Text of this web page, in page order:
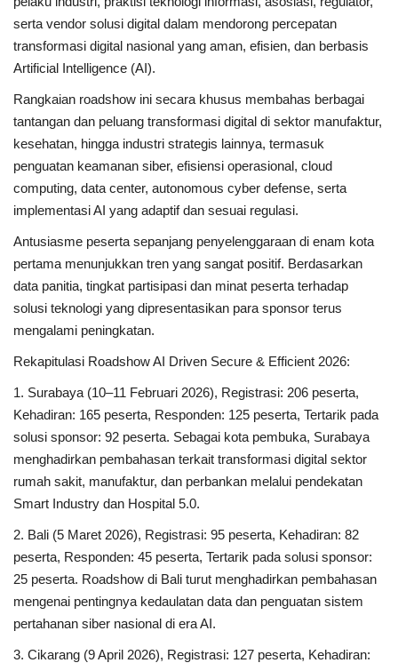
serta vendor solusi digital dalam mendorong percepatan
transformasi digital nasional yang aman, efisien, dan berbasis
Artificial Intelligence (AI).
Rangkaian roadshow ini secara khusus membahas berbagai
tantangan dan peluang transformasi digital di sektor manufaktur,
kesehatan, hingga industri strategis lainnya, termasuk
penguatan keamanan siber, efisiensi operasional, cloud
computing, data center, autonomous cyber defense, serta
implementasi AI yang adaptif dan sesuai regulasi.
Antusiasme peserta sepanjang penyelenggaraan di enam kota
pertama menunjukkan tren yang sangat positif. Berdasarkan
data panitia, tingkat partisipasi dan minat peserta terhadap
solusi teknologi yang dipresentasikan para sponsor terus
mengalami peningkatan.
Rekapitulasi Roadshow AI Driven Secure & Efficient 2026:
1. Surabaya (10–11 Februari 2026), Registrasi: 206 peserta,
Kehadiran: 165 peserta, Responden: 125 peserta, Tertarik pada
solusi sponsor: 92 peserta. Sebagai kota pembuka, Surabaya
menghadirkan pembahasan terkait transformasi digital sektor
rumah sakit, manufaktur, dan perbankan melalui pendekatan
Smart Industry dan Hospital 5.0.
2. Bali (5 Maret 2026), Registrasi: 95 peserta, Kehadiran: 82
peserta, Responden: 45 peserta, Tertarik pada solusi sponsor:
25 peserta. Roadshow di Bali turut menghadirkan pembahasan
mengenai pentingnya kedaulatan data dan penguatan sistem
pertahanan siber nasional di era AI.
3. Cikarang (9 April 2026), Registrasi: 127 peserta, Kehadiran: